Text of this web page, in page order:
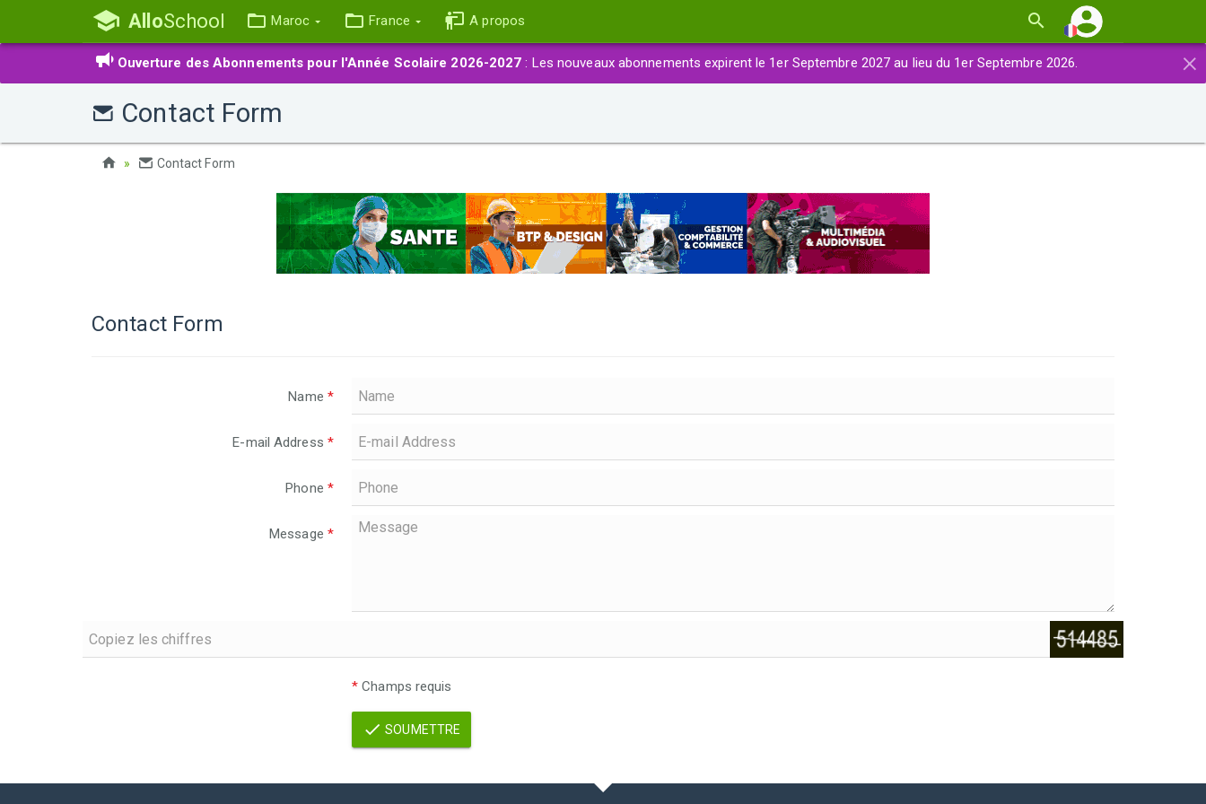
AlloSchool Maroc France A propos
×
Ouverture des Abonnements pour l'Année Scolaire 2026-2027 : Les nouveaux abonnements expirent le 1er Septembre 2027 au lieu du 1er Septembre 2026.
Contact Form
Contact Form
Contact Form
Name *
E-mail Address *
Phone *
Message *
* Champs requis
SOUMETTRE